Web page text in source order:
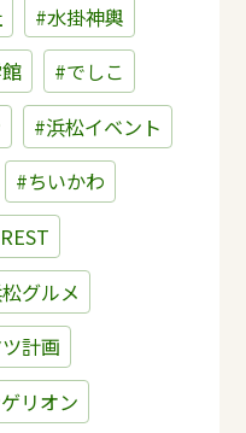
#水掛神輿
#でしこ
#浜松イベント
#ちいかわ
グルメ
計画
リオン